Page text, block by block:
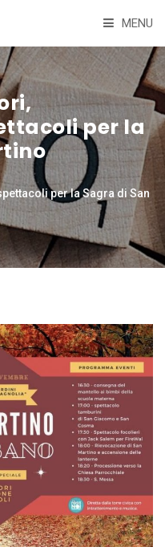
MENU
per la
per la Sagra di San